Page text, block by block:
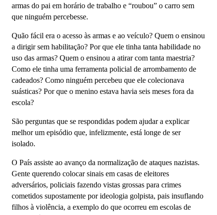
armas do pai em horário de trabalho e “roubou” o carro sem
que ninguém percebesse.
Quão fácil era o acesso às armas e ao veículo? Quem o ensinou
a dirigir sem habilitação? Por que ele tinha tanta habilidade no
uso das armas? Quem o ensinou a atirar com tanta maestria?
Como ele tinha uma ferramenta policial de arrombamento de
cadeados? Como ninguém percebeu que ele colecionava
suásticas? Por que o menino estava havia seis meses fora da
escola?
São perguntas que se respondidas podem ajudar a explicar
melhor um episódio que, infelizmente, está longe de ser
isolado.
O País assiste ao avanço da normalização de ataques nazistas.
Gente querendo colocar sinais em casas de eleitores
adversários, policiais fazendo vistas grossas para crimes
cometidos supostamente por ideologia golpista, pais insuflando
filhos à violência, a exemplo do que ocorreu em escolas de